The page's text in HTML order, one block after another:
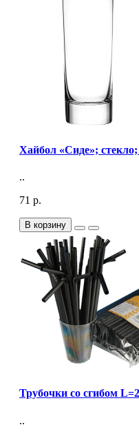
Хайбол «Сиде»;
..
71 р.
В корзину
Трубочки со сгибом
..